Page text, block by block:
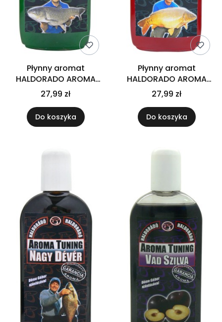
Płynny aromat
HALDORADO AROMA
TUNING Duży Amur
27,99 zł
Do koszyka
Płynny aromat
HALDORADO AROMA
TUNING Duży Karp
27,99 zł
Do koszyka